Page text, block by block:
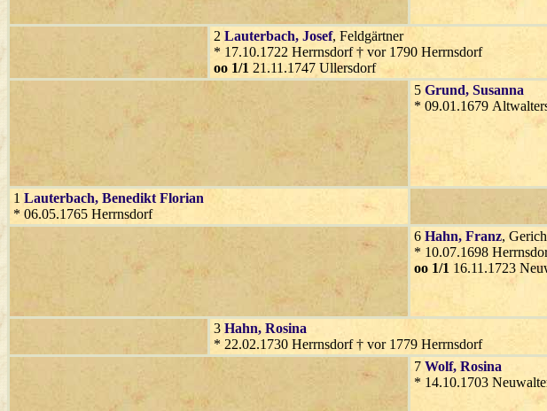
2 Lauterbach, Josef, Feldgärtner
* 17.10.1722 Herrnsdorf † vor 1790 Herrnsdorf
oo 1/1 21.11.1747 Ullersdorf
5 Grund, Susanna
* 09.01.1679
1 Lauterbach, Benedikt Florian
* 06.05.1765 Herrnsdorf
6 Hahn, Franz,
* 10.07.1698
oo 1/1 16.11.1723
3 Hahn, Rosina
* 22.02.1730 Herrnsdorf † vor 1779 Herrnsdorf
7 Wolf, Rosina
* 14.10.1703